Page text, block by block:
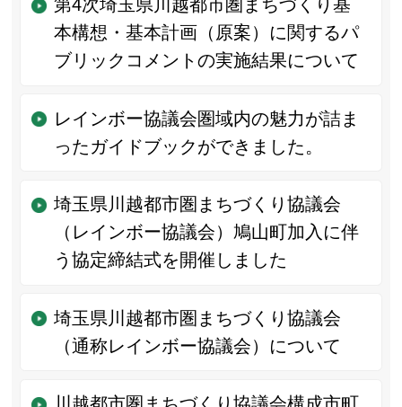
第4次埼玉県川越都市圏まちづくり基
本構想・基本計画（原案）に関するパ
ブリックコメントの実施結果について
レインボー協議会圏域内の魅力が詰ま
ったガイドブックができました。
埼玉県川越都市圏まちづくり協議会
（レインボー協議会）鳩山町加入に伴
う協定締結式を開催しました
埼玉県川越都市圏まちづくり協議会
（通称レインボー協議会）について